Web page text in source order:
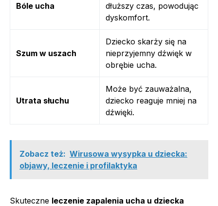
Bóle ucha
dłuższy czas, powodując
dyskomfort.
Szum w uszach
Dziecko skarży się na
nieprzyjemny dźwięk w
obrębie ucha.
Utrata słuchu
Może być zauważalna,
dziecko reaguje mniej na
dźwięki.
Zobacz też: Wirusowa wysypka u dziecka:
objawy, leczenie i profilaktyka
Skuteczne leczenie zapalenia ucha u dziecka